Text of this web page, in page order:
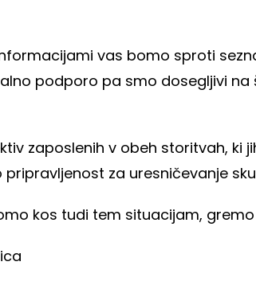
vas bomo sproti
podporo pa smo dosegljivi
zaposlenih v obeh storitvah, ki
pripravljenost za uresničevanje
kos tudi tem situacijam,